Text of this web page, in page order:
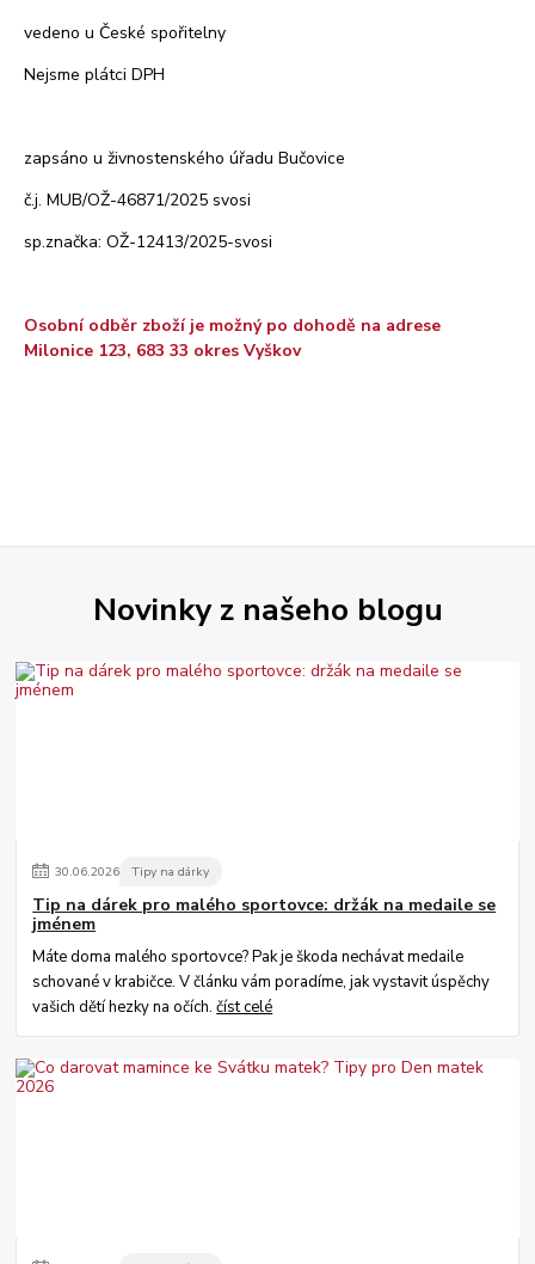
vedeno u České spořitelny
Nejsme plátci DPH
zapsáno u živnostenského úřadu Bučovice
č.j. MUB/OŽ-46871/2025 svosi
sp.značka: OŽ-12413/2025-svosi
Osobní odběr zboží je možný po dohodě na adrese
Milonice 123, 683 33 okres Vyškov
Novinky z našeho blogu
30.06.2026 Tipy na dárky
Tip na dárek pro malého sportovce: držák na medaile se
jménem
Máte doma malého sportovce? Pak je škoda nechávat medaile
schované v krabičce. V článku vám poradíme, jak vystavit úspěchy
vašich dětí hezky na očích.číst celé